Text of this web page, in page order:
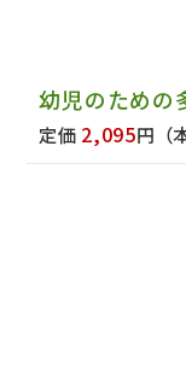
幼児のための
定価 2,095円